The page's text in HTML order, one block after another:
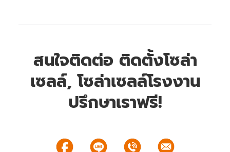
สนใจติดต่อ ติดตั้งโซล่า
เซลล์, โซล่าเซลล์โรงงาน
ปรึกษาเราฟรี!